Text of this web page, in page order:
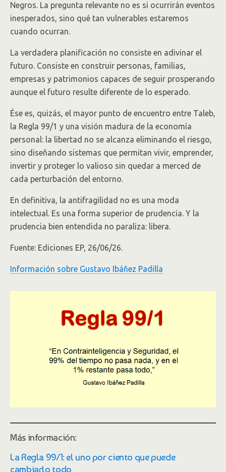
Negros. La pregunta relevante no es si ocurrirán eventos
inesperados, sino qué tan vulnerables estaremos
cuando ocurran.
La verdadera planificación no consiste en adivinar el
futuro. Consiste en construir personas, familias,
empresas y patrimonios capaces de seguir prosperando
aunque el futuro resulte diferente de lo esperado.
Ése es, quizás, el mayor punto de encuentro entre Taleb,
la Regla 99/1 y una visión madura de la economía
personal: la libertad no se alcanza eliminando el riesgo,
sino diseñando sistemas que permitan vivir, emprender,
invertir y proteger lo valioso sin quedar a merced de
cada perturbación del entorno.
En definitiva, la antifragilidad no es una moda
intelectual. Es una forma superior de prudencia. Y la
prudencia bien entendida no paraliza: libera.
Fuente: Ediciones EP, 26/06/26.
Información sobre Gustavo Ibáñez Padilla
Más información:
La Regla 99/1: el uno por ciento que puede
cambiarlo todo